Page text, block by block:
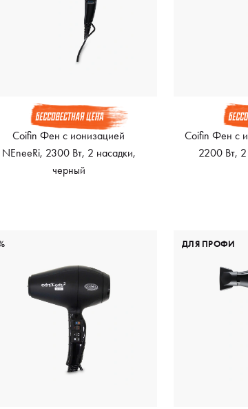
Coifin Фен с ионизацией
NEneeRi, 2300 Вт, 2 насадки,
черный
Coifin Фен с
2200 Вт,
ДЛЯ ПРОФИ